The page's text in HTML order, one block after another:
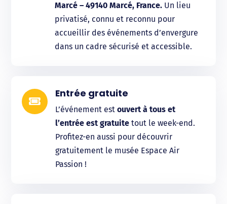
Marcé – 49140 Marcé, France.Un lieu
privatisé, connu et reconnu pour
accueillir des événements d’envergure
dans un cadre sécurisé et accessible.

Entrée gratuite
L’événement est ouvert à tous et
l’entrée est gratuitetout le week-end.
Profitez-en aussi pour découvrir
gratuitement le musée Espace Air
Passion !